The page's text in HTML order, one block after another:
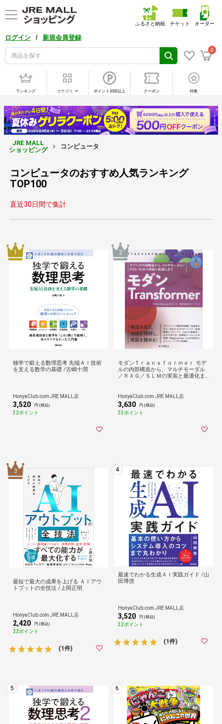
ログイン / 新規会員登録
0
ふるさと納税 チケット オーダー
ランキング カテゴリ ポイント10倍以上 クーポン 特集
JRE MALL
ショッピング
コンピュータ
コンピュータのおすすめ人気ランキング
TOP100
直近30日間で集計
1
独学で鍛える数理思考 先端ＡＩ技術
を支える数学の基礎 /古嶋十潤
HonyaClub.com JRE MALL店
3,520 円 (税込)
32ポイント
2
モダンＴｒａｎｓｆｏｒｍｅｒ モデ
ルの内部構造から、マルチモーダル
／ＲＡＧ／ＳＬＭの実装と最適化ま
HonyaClub.com JRE MALL店
3,630 円 (税込)
33ポイント
3
最短で最大の成果を上げる ＡＩアウ
トプットの全技法 /上岡正明
HonyaClub.com JRE MALL店
2,420 円 (税込)
22ポイント
(1件)
4
最速でわかる生成ＡＩ実践ガイド /山
田博啓
HonyaClub.com JRE MALL店
3,520 円 (税込)
32ポイント
(1件)
5 6